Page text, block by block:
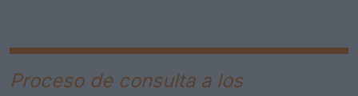
Proceso de consulta a los